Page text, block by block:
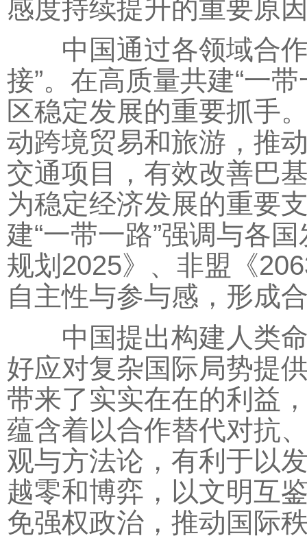
感度持续提升的重要原
中国通过各领域合作
接”。在高质量共建“一
区稳定发展的重要抓手
动跨境贸易和旅游，推
交通项目，有效改善巴
为稳定经济发展的重要
建“一带一路”强调与各
规划2025》、非盟《
自主性与参与感，形成
中国提出构建人类命
好应对复杂国际局势提
带来了实实在在的利益
蕴含着以合作替代对抗
观与方法论，有利于以
越零和博弈，以文明互
免强权政治，推动国际